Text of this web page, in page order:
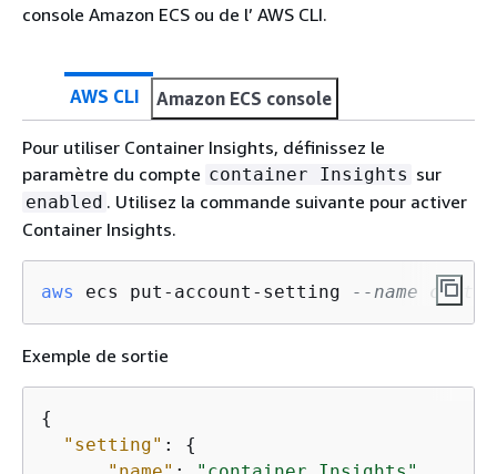
console Amazon ECS ou de l’ AWS CLI.
AWS CLI Amazon ECS console
Pour utiliser Container Insights, définissez le
paramètre du compte container Insights sur
enabled . Utilisez la commande suivante pour activer
Container Insights.
aws ecs put-account-setting --name
Exemple de sortie
{
"setting" : {